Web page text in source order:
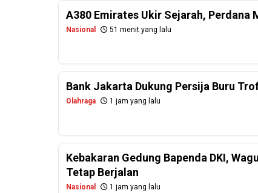
A380 Emirates Ukir Sejarah,
Nasional 51 menit yang lalu
Bank Jakarta Dukung Persija Buru
Olahraga 1 jam yang lalu
Kebakaran Gedung Bapenda DKI,
Tetap Berjalan
Nasional 1 jam yang lalu